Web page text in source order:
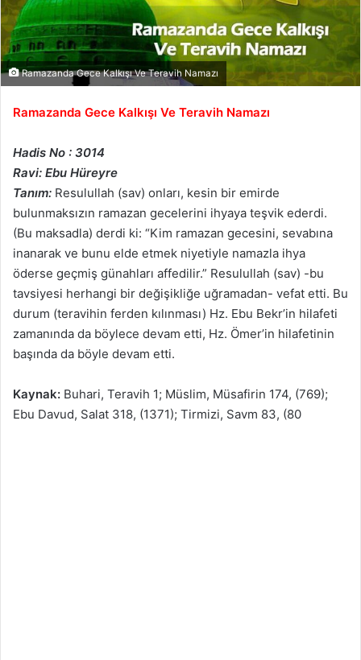
Ramazanda Gece Kalkışı Ve Teravih Namazı
Ramazanda Gece Kalkışı Ve Teravih Namazı
Hadis No : 3014
Ravi: Ebu Hüreyre
Tanım: Resulullah (sav) onları, kesin bir emirde
bulunmaksızın ramazan gecelerini ihyaya teşvik ederdi.
(Bu maksadla) derdi ki: “Kim ramazan gecesini, sevabına
inanarak ve bunu elde etmek niyetiyle namazla ihya
öderse geçmiş günahları affedilir.” Resulullah (sav) -bu
tavsiyesi herhangi bir değişikliğe uğramadan- vefat etti. Bu
durum (teravihin ferden kılınması) Hz. Ebu Bekr’in hilafeti
zamanında da böylece devam etti, Hz. Ömer’in hilafetinin
başında da böyle devam etti.
Kaynak: Buhari, Teravih 1; Müslim, Müsafirin 174, (769);
Ebu Davud, Salat 318, (1371); Tirmizi, Savm 83, (80